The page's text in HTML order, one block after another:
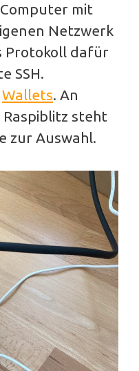
mit
Netzwerk
Protokoll dafür
SSH.
Wallets. An
steht
zur Auswahl.